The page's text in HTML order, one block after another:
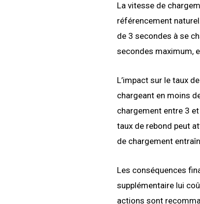
La vitesse de
référencement
de 3 secondes à se
secondes maximum,
L’impact sur le taux
chargeant en moins
chargement entre 3
taux de rebond peut
de chargement
Les conséquences
supplémentaire lui
actions sont